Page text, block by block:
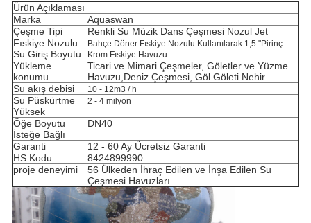
Ürün Açıklaması
Marka
Aquaswan
Çeşme Tipi
Renkli Su Müzik Dans Çeşmesi Nozul Jet
Fıskiye Nozulu
Su Giriş Boyutu
Bahçe Döner Fıskiye Nozulu Kullanılarak 1,5 "Pirinç
Krom Fıskiye Havuzu
Yükleme
konumu
Ticari ve Mimari Çeşmeler, Göletler ve Yüzme
Havuzu,Deniz Çeşmesi, Göl Göleti Nehir
Su akış debisi
10 - 12m3 / h
Su Püskürtme
Yüksek
2 - 4 milyon
Öğe Boyutu
İsteğe Bağlı
DN40
Garanti
12 - 60 Ay Ücretsiz Garanti
HS Kodu
8424899990
proje deneyimi
56 Ülkeden İhraç Edilen ve İnşa Edilen Su
Çeşmesi Havuzları